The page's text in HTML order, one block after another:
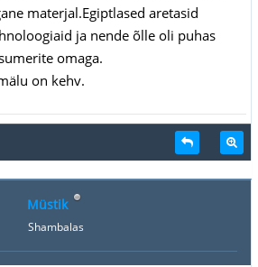
materjal.Egiptlased aretasid
ja nende õlle oli puhas
omaga.
on kehv.
Müstik
Shambalas